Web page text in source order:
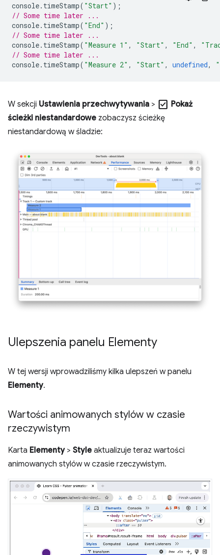
console. timeStamp( "Start" );
// Some time later ...
console. timeStamp( "End" );
// Some time later ...
console. timeStamp( "Measure 1" , "Start" , "End" ,
// Some time later ...
console. timeStamp( "Measure 2" , "Start" , undefined,
W sekcji Ustawienia przechwytywania > check_box Pokaż
ścieżki niestandardowe zobaczysz ścieżkę
niestandardową w śladzie:
Ulepszenia panelu Elementy
W tej wersji wprowadziliśmy kilka ulepszeń w panelu
Elementy.
Wartości animowanych stylów w czasie
rzeczywistym
Karta Elementy> Style aktualizuje teraz wartości
animowanych stylów w czasie rzeczywistym.